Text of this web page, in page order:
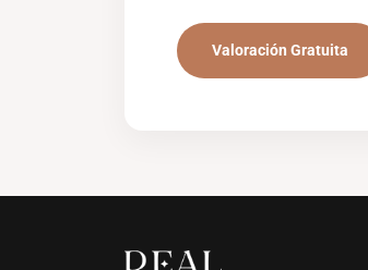
Valoración Gratuita